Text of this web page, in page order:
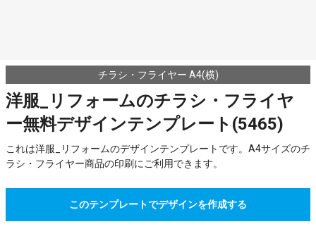
チラシ・フライヤー A4(横)
洋服_リフォームのチラシ・フライヤ
ー無料デザインテンプレート(5465)
これは洋服_リフォームのデザインテンプレートです。A4サイズのチ
ラシ・フライヤー商品の印刷にご利用できます。
このテンプレートでデザインを作成する